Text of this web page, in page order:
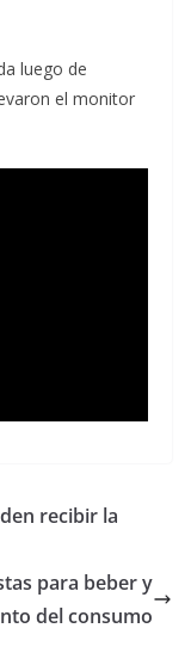
luego de
el monitor
recibir la
para beber y
del consumo